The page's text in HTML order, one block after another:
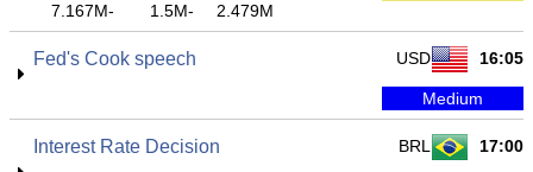
2.479M
-1.5M
-7.167M
16:05
USD
Fed's Cook speech
Medium
17:00
BRL
Interest Rate Decision